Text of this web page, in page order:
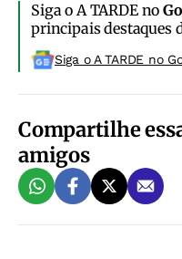
Siga o A TARDE no
principais destaques
Siga o A TARDE no
Compartilhe
amigos